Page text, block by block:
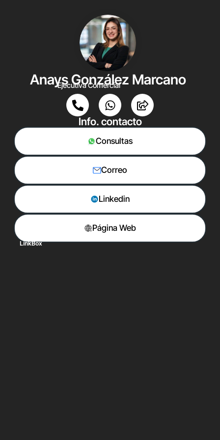
Anays González Marcano
Ejecutiva Comercial
Info. contacto
Consultas
Correo
Linkedin
Página Web
LinkBox